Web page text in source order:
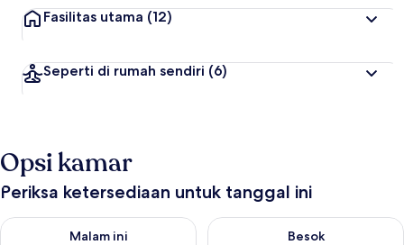
Fasilitas utama (12)
Seperti di rumah sendiri (6)
Opsi kamar
Periksa ketersediaan untuk tanggal ini
Malam ini
Periksa ketersediaan untuk malam ini Agu 6 - Agu 7
Besok
Periksa ketersediaan untuk